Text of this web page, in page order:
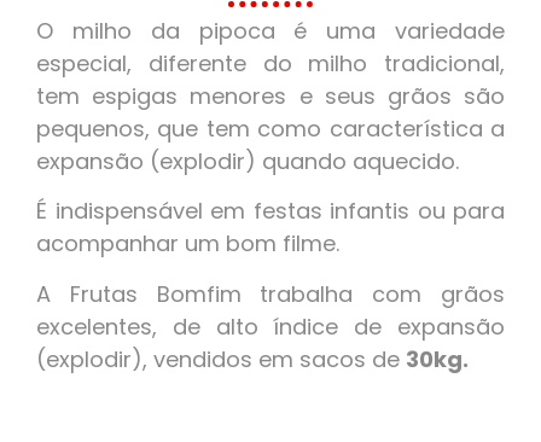
O milho da pipoca é uma variedade
especial, diferente do milho tradicional,
tem espigas menores e seus grãos são
pequenos, que tem como característica a
expansão (explodir) quando aquecido.
É indispensável em festas infantis ou para
acompanhar um bom filme.
A Frutas Bomfim trabalha com grãos
excelentes, de alto índice de expansão
(explodir), vendidos em sacos de 30kg.